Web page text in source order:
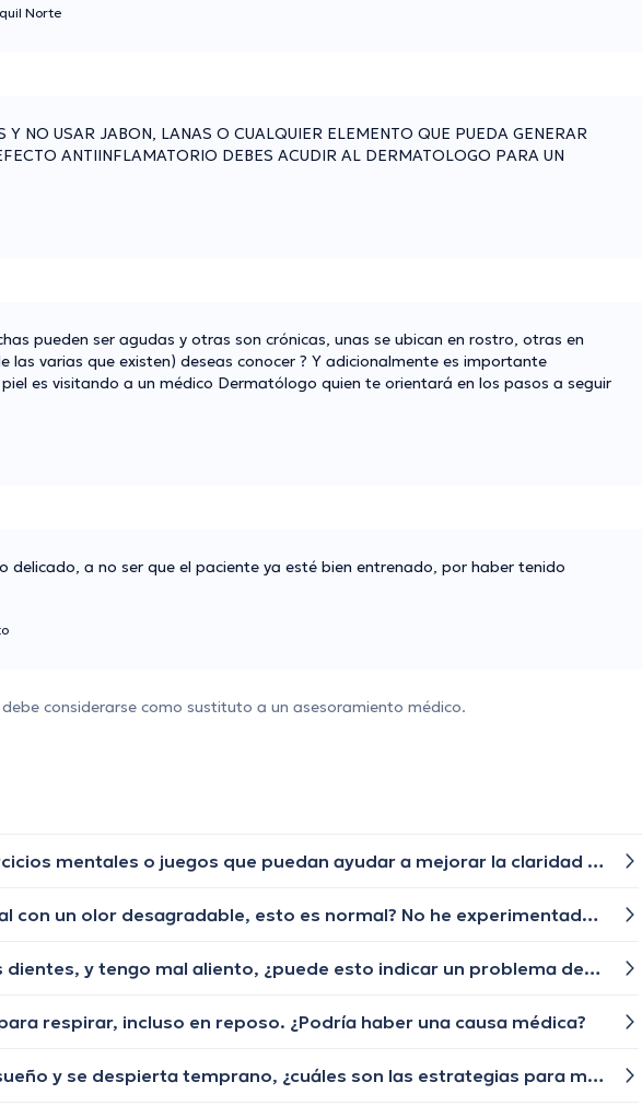
Norte
NO USAR JABON, LANAS O CUALQUIER ELEMENTO QUE PUEDA GENERAR
ANTIINFLAMATORIO DEBES ACUDIR AL DERMATOLOGO PARA UN
pueden ser agudas y otras son crónicas, unas se ubican en rostro, otras en
varias que existen) deseas conocer ? Y adicionalmente es importante
es visitando a un médico Dermatólogo quien te orientará en los pasos a seguir
a no ser que el paciente ya esté bien entrenado, por haber tenido
considerarse como sustituto a un asesoramiento médico.
Ultimamente se me olvidan muchas cosas ¿Existen ejercicios mentales o juegos que puedan ayudar a mejorar la claridad mental?
Últimamente he notado que hay un flujo vaginal anormal con un olor desagradable, esto es normal? No he experimentado esto antes y no sé qué hacer al respecto.
Últimamente, mis encías sangran cuando me cepillo los dientes, y tengo mal aliento, ¿puede esto indicar un problema dental o de encías?
respirar, incluso en reposo. ¿Podría haber una causa médica?
Mi hija adolescente ha estado teniendo problemas de sueño y se despierta temprano, ¿cuáles son las estrategias para mejorar su calidad de sueño?